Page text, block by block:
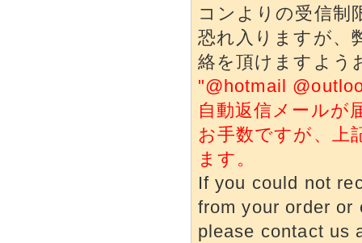
コンよりの受信制
恐れ入りますが、
絡を頂けますよう
"@hotmail
自動返信メールが
お手数ですが、上
ます。
If you could not
from your order or
please contact us